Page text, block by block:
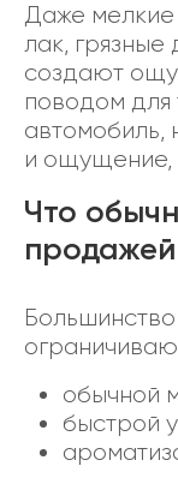
Даже
лак,
создают
поводом для
автомобиль,
и ощущение,
Что
обычной
быстрой